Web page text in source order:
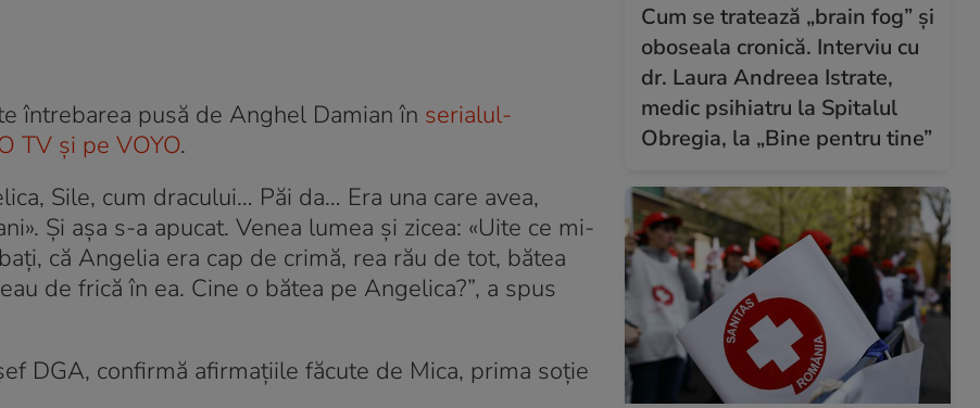
întrebarea pusă de Anghel Damian în serialul-
TV și pe VOYO.
Sile, cum dracului… Păi da… Era una care avea,
Și așa s-a apucat. Venea lumea și zicea: «Uite ce mi-
că Angelia era cap de crimă, rea rău de tot, bătea
de frică în ea. Cine o bătea pe Angelica?”, a spus
DGA, confirmă afirmațiile făcute de Mica, prima soție
Cum se tratează „brain fog” și
oboseala cronică. Interviu cu
dr. Laura Andreea Istrate,
medic psihiatru la Spitalul
Obregia, la „Bine pentru tine”